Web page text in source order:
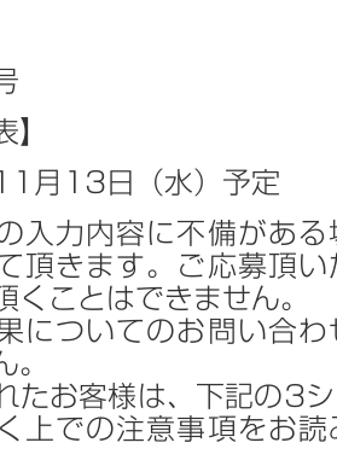
】
月13日（水）予定
入力内容に不備がある
頂きます。ご応募頂
くことはできません。
についてのお問い合わ
。
たお客様は、下記の3
上での注意事項をお